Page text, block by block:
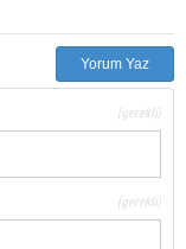
Yorum Yaz
(gerekli)
(gerekli)